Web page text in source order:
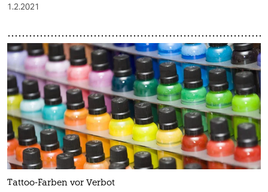
1.2.2021
Tattoo-Farben vor Verbot